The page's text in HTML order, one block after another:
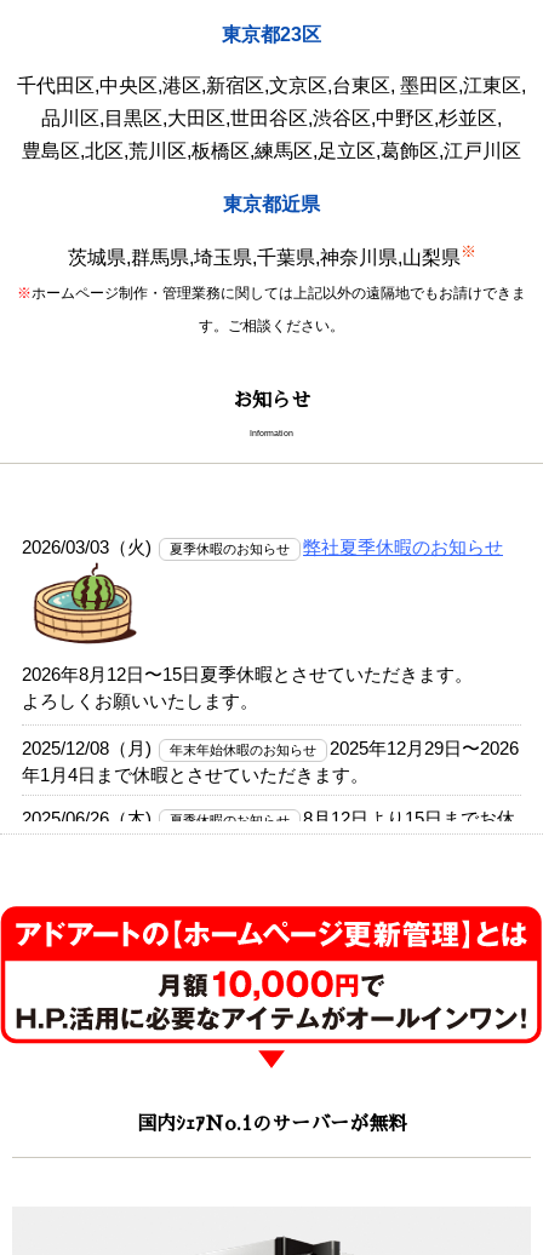
東京都23区
千代田区,中央区,港区,新宿区,文京区,台東区, 墨田区,江東区,
品川区,目黒区,大田区,世田谷区,渋谷区,中野区,杉並区,
豊島区,北区,荒川区,板橋区,練馬区,足立区,葛飾区,江戸川区
東京都近県
茨城県,群馬県,埼玉県,千葉県,神奈川県,山梨県※
※ホームページ制作・管理業務に関しては上記以外の遠隔地でもお請けできま
す。ご相談ください。
お知らせ
Information
国内ｼｪｱNo.1のサーバーが無料